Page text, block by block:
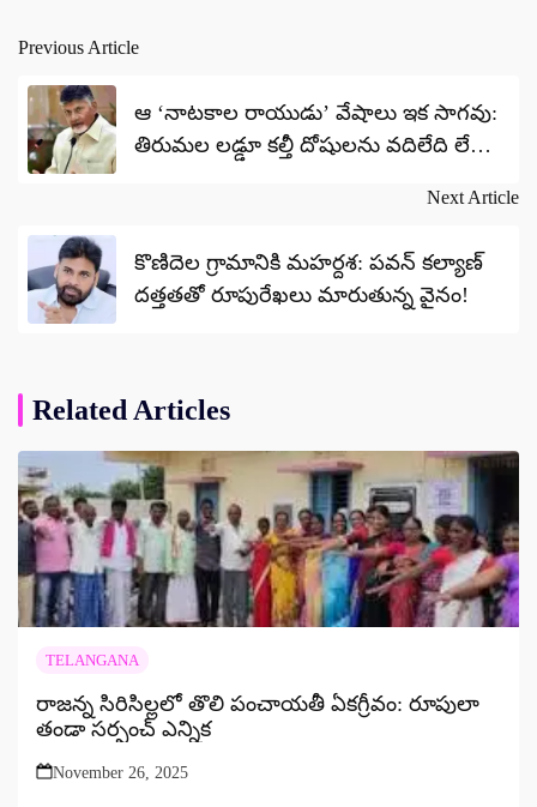
Post
navigation
Previous Article
ఆ ‘నాటకాల రాయుడు’ వేషాలు ఇక సాగవు:
తిరుమల లడ్డూ కల్తీ దోషులను వదిలేది లేదు –
Next Article
కొణిదెల గ్రామానికి మహర్దశ: పవన్ కల్యాణ్
దత్తతతో రూపురేఖలు మారుతున్న వైనం!
Related Articles
TELANGANA
రాజన్న సిరిసిల్లలో తొలి పంచాయతీ ఏకగ్రీవం: రూపులా
తండా సర్పంచ్ ఎన్నిక
November 26, 2025